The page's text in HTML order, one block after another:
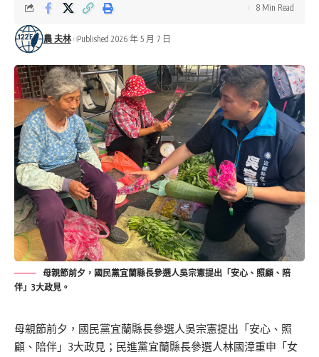
農 夫林 Published 2026 年 5 月 7 日
8 Min Read
母親節前夕，國民黨宜蘭縣長參選人吳宗憲提出「安心、照顧、陪
伴」3大政見。
母親節前夕，國民黨宜蘭縣長參選人吳宗憲提出「安心、照
顧、陪伴」3大政見；民進黨宜蘭縣長參選人林國漳重申「女